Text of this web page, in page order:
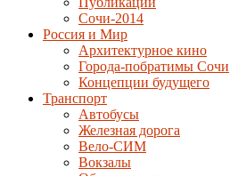
Сочи-2014
Россия и Мир
Архитектурное кино
Города-побратимы Сочи
Концепции будущего
Транспорт
Автобусы
Железная дорога
Вело-СИМ
Вокзалы